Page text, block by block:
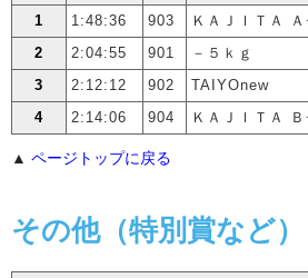
1
1:48:36 903
ＫＡＪＩＴＡ
2
2:04:55 901
－５ｋｇ
3
2:12:12 902
TAIYOnew
4
2:14:06 904 ＫＡＪＩＴＡ
▲ ページトップに戻る
その他（特別賞など）